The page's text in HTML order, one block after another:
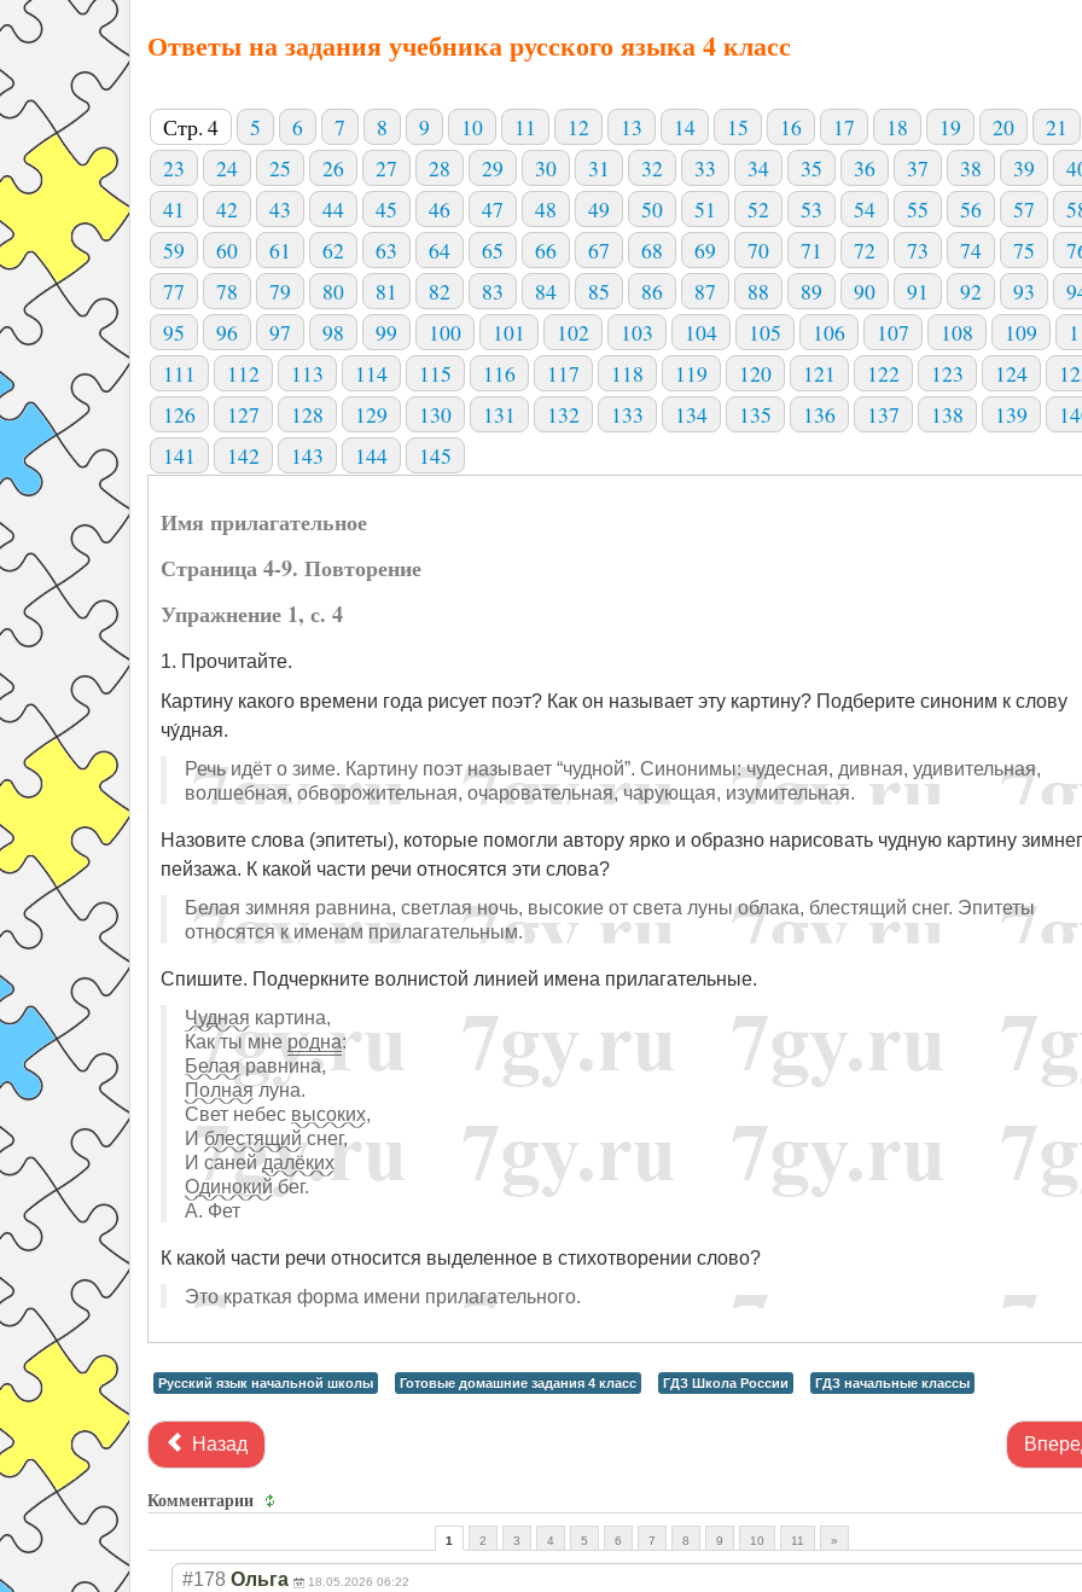
Ответы на задания учебника русского языка 4 класс
Стр. 4 5 6 7 8 9 10 11 12 13 14 15 16 17 18 19 20
21
23
24 25 26 27 28 29 30 31 32 33 34 35 36 37 38 39
41
42 43 44 45 46 47 48 49 50 51 52 53 54 55 56 57
59
60 61 62 63 64 65 66 67 68 69 70 71 72 73 74 75
77
78 79 80 81 82 83 84 85 86 87 88 89 90 91 92 93
95
96 97 98 99 100 101 102 103 104 105 106 107 108 109
111
112 113 114 115 116 117 118 119 120 121 122 123 124
126
127 128 129 130 131 132 133 134 135 136 137 138 139
141
142 143 144 145
Имя прилагательное
Страница 4-9. Повторение
Упражнение 1, с. 4
1. Прочитайте.
Картину какого времени года рисует поэт? Как он называет эту картину? Подберите синоним к слову
чу́дная.
Речь идёт о зиме. Картину поэт называет “чудной”. Синонимы: чудесная, дивная, удивительная,
волшебная, обворожительная, очаровательная, чарующая, изумительная.
Назовите слова (эпитеты), которые помогли автору ярко и образно нарисовать чудную картину
пейзажа. К какой части речи относятся эти слова?
Белая зимняя равнина, светлая ночь, высокие от света луны облака, блестящий снег. Эпитеты
относятся к именам прилагательным.
Спишите. Подчеркните волнистой линией имена прилагательные.
Чудная картина,
Как ты мне родна:
Белаяравнина,
Полнаялуна.
Свет небес высоких,
Иблестящийснег,
И санейдалёких
Одинокийбег.
А. Фет
К какой части речи относится выделенное в стихотворении слово?
Это краткая форма имени прилагательного.
Русский язык начальной школы Готовые домашние задания 4 класс ГДЗ Школа России ГДЗ начальные классы
Назад
Комментарии
1 2 3 4 5 6 7 8 9 10 11 »
#178 Ольга 18.05.2026 06:22